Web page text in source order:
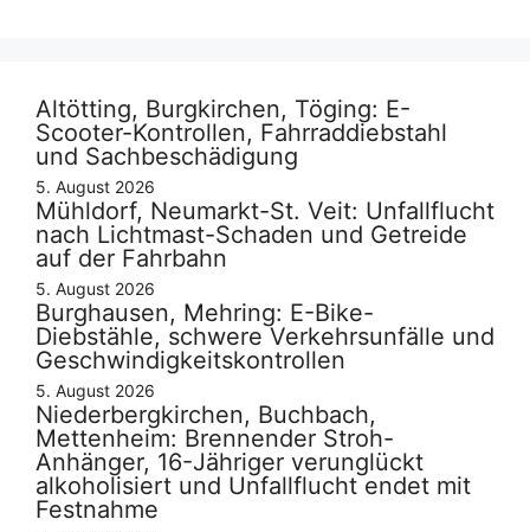
Altötting, Burgkirchen, Töging: E-
Scooter-Kontrollen, Fahrraddiebstahl
und Sachbeschädigung
5. August 2026
Mühldorf, Neumarkt-St. Veit: Unfallflucht
nach Lichtmast-Schaden und Getreide
auf der Fahrbahn
5. August 2026
Burghausen, Mehring: E-Bike-
Diebstähle, schwere Verkehrsunfälle und
Geschwindigkeitskontrollen
5. August 2026
Niederbergkirchen, Buchbach,
Mettenheim: Brennender Stroh-
Anhänger, 16-Jähriger verunglückt
alkoholisiert und Unfallflucht endet mit
Festnahme